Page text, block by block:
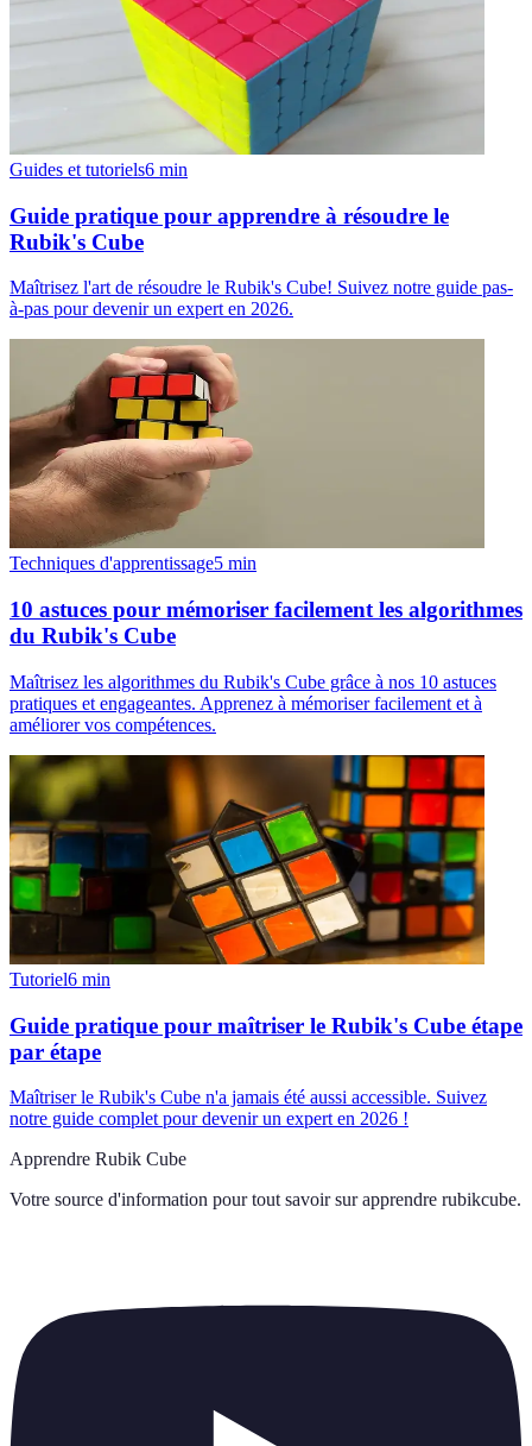
Guides et tutoriels6 min
Guide pratique pour apprendre à résoudre le
Rubik's Cube
Maîtrisez l'art de résoudre le Rubik's Cube! Suivez notre guide pas-
à-pas pour devenir un expert en 2026.
Techniques d'apprentissage5 min
10 astuces pour mémoriser facilement les algorithmes
du Rubik's Cube
Maîtrisez les algorithmes du Rubik's Cube grâce à nos 10 astuces
pratiques et engageantes. Apprenez à mémoriser facilement et à
améliorer vos compétences.
Tutoriel6 min
Guide pratique pour maîtriser le Rubik's Cube étape
par étape
Maîtriser le Rubik's Cube n'a jamais été aussi accessible. Suivez
notre guide complet pour devenir un expert en 2026 !
Apprendre Rubik Cube
Votre source d'information pour tout savoir sur apprendre rubikcube.